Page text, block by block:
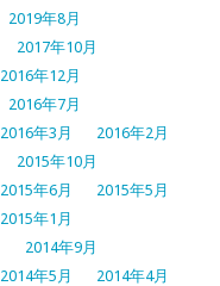
2019年8月
2017年10月
2016年12月
2016年7月
2016年3月
2016年2月
2015年10月
2015年6月
2015年5月
2015年1月
2014年9月
2014年5月
2014年4月